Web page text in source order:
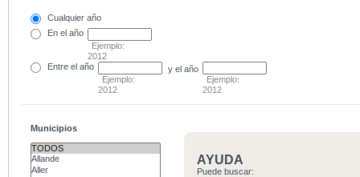
Cualquier año
En el año
Ejemplo:
2012
Entre el año
Ejemplo:
2012
y el año
Ejemplo:
2012
Municipios
AYUDA
Puede buscar: